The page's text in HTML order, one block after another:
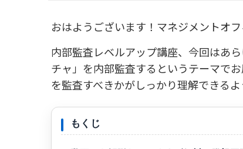
おはようございます！マネジメントオ
内部監査レベルアップ講座、今回はあ
チャ」を内部監査するというテーマで
を監査すべきかがしっかり理解できるよ
もくじ